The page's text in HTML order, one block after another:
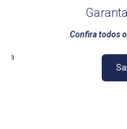
Confira todos